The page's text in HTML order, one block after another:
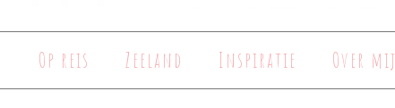
Op reis Zeeland Inspiratie Over mij